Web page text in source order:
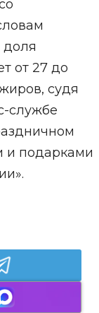
доля
от 27 до
судя
службе
и подарками